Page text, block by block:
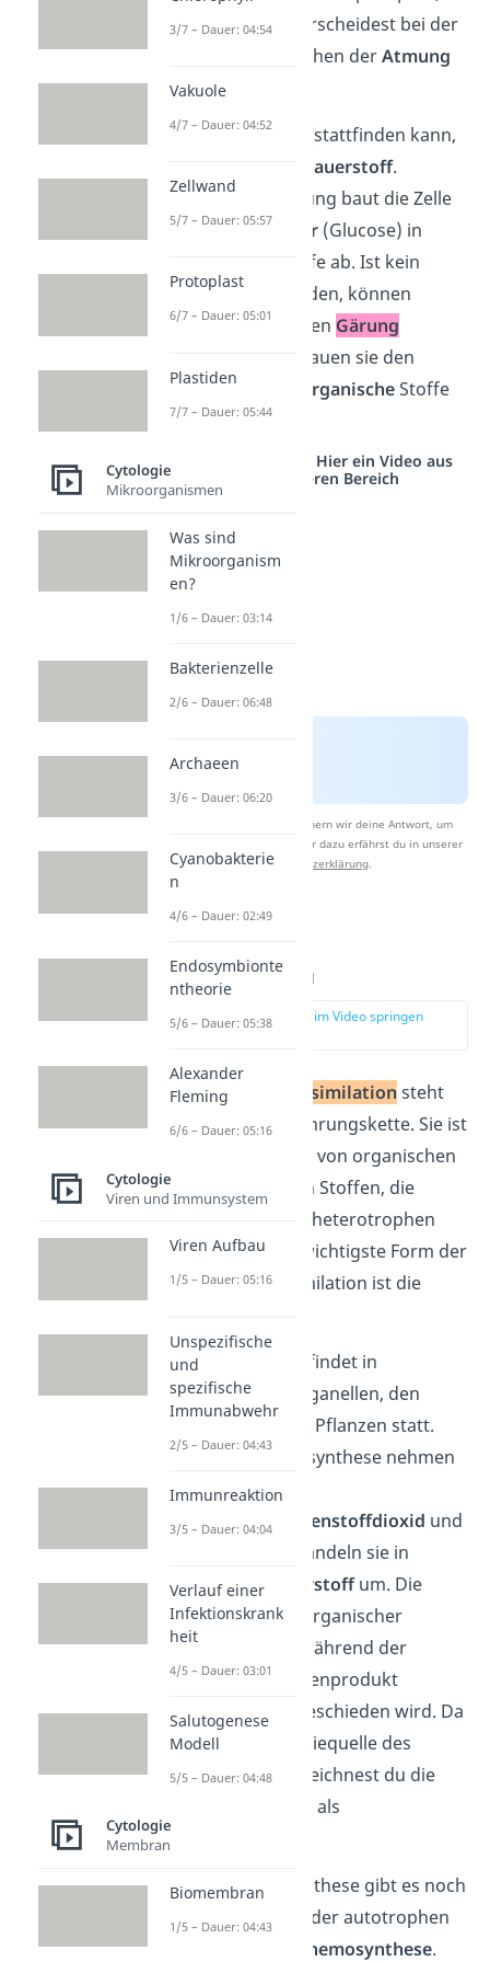
kurz ATP. Du unterscheidest bei der
Dissimilation zwischen derAtmung
und der
Damit dieAtmung
stattfinden kann,
Sauerstoff.
Während der Atmung baut die Zelle
schrittweiseZucker (Glucose) in
Stoffe ab. Ist kein
Sauerstoff vorhanden, können
manche Organismen Gärung
betreiben. Dabei bauen sie den
Zuckerin andere organischeStoffe
ab.
Studyflix vernetzt: Hier ein Video aus
einem anderen Bereich
Nach Beantwortung speichern wir deine Antwort, um
Studyflix zu verbessern. Mehr dazu erfährst du in unserer
Datenschutzerklärung.
Assimilation
zur Stelle im Video springen
(01:22)
Dieautotrophe Assimilation steht
am Anfang der Nahrungskette. Sie ist
wegen der Bildung von organischen
aus anorganischen Stoffen, die
Grundlage für alle heterotrophen
Organismen. Die wichtigste Form der
autotrophen Assimilation ist die
DieFotosynthese
findet in
bestimmten Zellorganellen, den
Chloroplasten, der Pflanzen statt.
Während der Fotosynthese nehmen
die Chloroplasten
Lichtenergie, Kohlenstoffdioxid und
auf und wandeln sie in
Glucoseund Sauerstoffum. Die
Glucose dient als organischer
Energiespeicher, während der
Sauerstoff als Nebenprodukt
der Pflanzen ausgeschieden wird. Da
das Licht die Energiequelle des
Vorganges ist, bezeichnest du die
Fotosynthese auch als
fotoautotroph
Neben der Fotosynthese gibt es noch
eine weitere Form der autotrophen
Chemosynthese.
3/7 – Dauer: 04:54
Vakuole
4/7 – Dauer: 04:52
Zellwand
5/7 – Dauer: 05:57
Protoplast
6/7 – Dauer: 05:01
Plastiden
7/7 – Dauer: 05:44
Cytologie
Mikroorganismen
Was sind
Mikroorganism
en?
1/6 – Dauer: 03:14
Bakterienzelle
2/6 – Dauer: 06:48
Archaeen
3/6 – Dauer: 06:20
Cyanobakterie
n
4/6 – Dauer: 02:49
Endosymbionte
ntheorie
5/6 – Dauer: 05:38
Alexander
Fleming
6/6 – Dauer: 05:16
Cytologie
Viren und Immunsystem
Viren Aufbau
1/5 – Dauer: 05:16
Unspezifische
und
spezifische
Immunabwehr
2/5 – Dauer: 04:43
Immunreaktion
3/5 – Dauer: 04:04
Verlauf einer
Infektionskrank
heit
4/5 – Dauer: 03:01
Salutogenese
Modell
5/5 – Dauer: 04:48
Cytologie
Membran
Biomembran
1/5 – Dauer: 04:43